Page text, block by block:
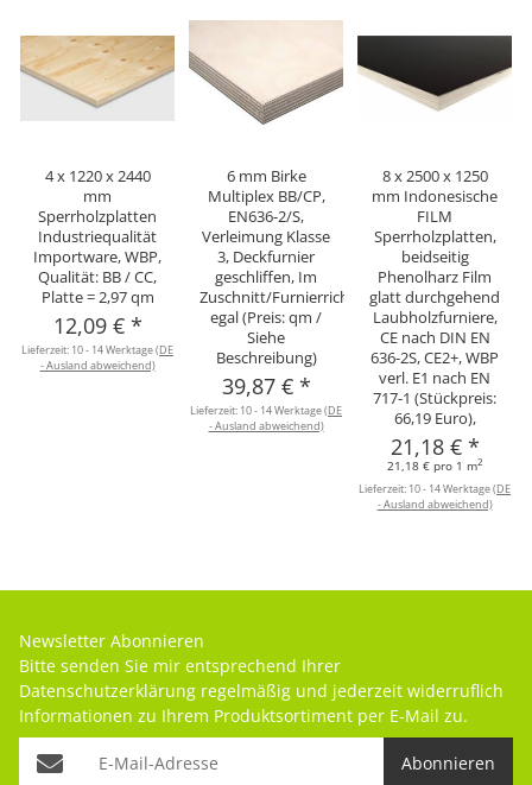
4 x 1220 x 2440
mm
Sperrholzplatten
Industriequalität
Importware, WBP,
Qualität: BB / CC,
Platte = 2,97 qm
12,09 € *
Lieferzeit: 10 - 14 Werktage(DE
- Ausland abweichend)
6 mm Birke
Multiplex BB/CP,
EN636-2/S,
Verleimung Klasse
3, Deckfurnier
geschliffen, Im
Zuschnitt/Furnierrichtung
egal (Preis: qm /
Siehe
Beschreibung)
39,87 € *
Lieferzeit: 10 - 14 Werktage(DE
- Ausland abweichend)
8 x 2500 x 1250
mm Indonesische
FILM
Sperrholzplatten,
beidseitig
Phenolharz Film
glatt durchgehend
Laubholzfurniere,
CE nach DIN EN
636-2S, CE2+, WBP
verl. E1 nach EN
717-1 (Stückpreis:
66,19 Euro),
21,18 € *
21,18 € pro 1 m2
Lieferzeit: 10 - 14 Werktage(DE
- Ausland abweichend)
Newsletter Abonnieren
Bitte senden Sie mir entsprechend Ihrer
Datenschutzerklärung regelmäßig und jederzeit widerruflich
Informationen zu Ihrem Produktsortiment per E-Mail zu.
Abonnieren